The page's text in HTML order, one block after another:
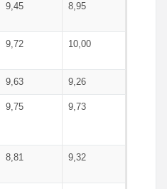
9,45 8,95
9,72 10,00
9,63 9,26
9,75 9,73
8,81 9,32